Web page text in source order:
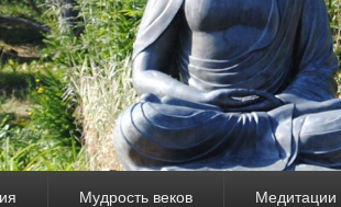
Мудрость веков Медитации